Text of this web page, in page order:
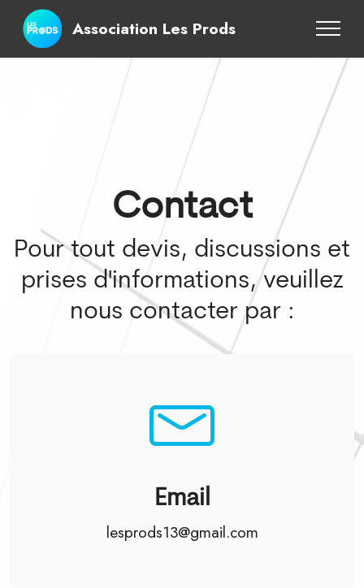
Association Les Prods
Contact
Pour tout devis, discussions et
prises d'informations, veuillez
nous contacter par :
Email
lesprods13@gmail.com